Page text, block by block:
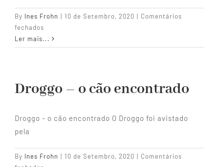
By Ines Frohn | 10 de Setembro, 2020 | Comentários
fechados
Nyala
a
Ler mais...
Droggo – o cão encontrado
Droggo - o cão encontrado O Droggo foi avistado
pela
By Ines Frohn | 10 de Setembro, 2020 | Comentários